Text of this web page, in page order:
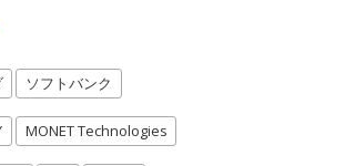
ソフトバンク
MONET Technologies